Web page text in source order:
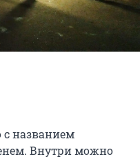
с названием
Внутри можно